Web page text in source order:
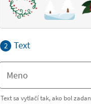
2 Text
Text sa vytlačí tak, ako bol